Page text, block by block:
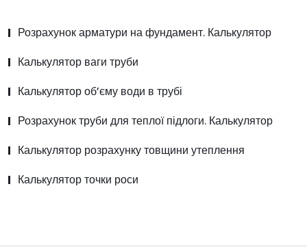
Розрахунок арматури на фундамент. Калькулятор
Калькулятор ваги труби
Калькулятор об’єму води в трубі
Розрахунок труби для теплої підлоги. Калькулятор
Калькулятор розрахунку товщини утеплення
Калькулятор точки роси